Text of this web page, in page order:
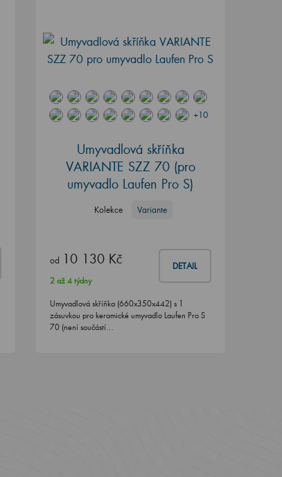
+10
Umyvadlová skříňka
VARIANTE SZZ 70 (pro
umyvadlo Laufen Pro S)
Kolekce Variante
od 10 130 Kč DETAIL
2 až 4 týdny
Umyvadlová skříňka (660x350x442) s 1
zásuvkou pro keramické umyvadlo Laufen Pro S
70 (není součástí…